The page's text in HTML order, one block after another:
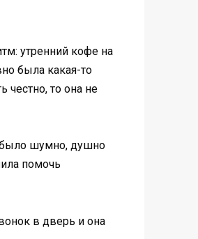
утренний кофе на
была какая-то
честно, то она не
было шумно, душно
помочь
в дверь и она